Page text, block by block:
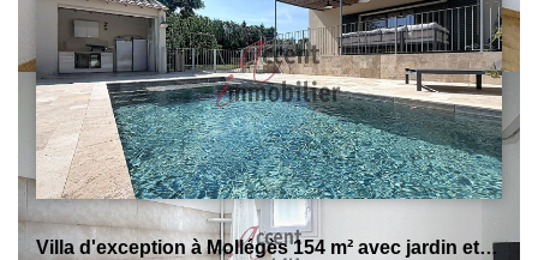
Villa d'exception à Mollégès 154 m² avec jardin et piscine.